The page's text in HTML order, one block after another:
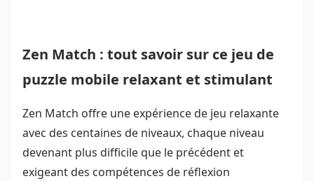
Zen Match : tout savoir sur ce jeu de
puzzle mobile relaxant et stimulant
Zen Match offre une expérience de jeu relaxante
avec des centaines de niveaux, chaque niveau
devenant plus difficile que le précédent et
exigeant des compétences de réflexion